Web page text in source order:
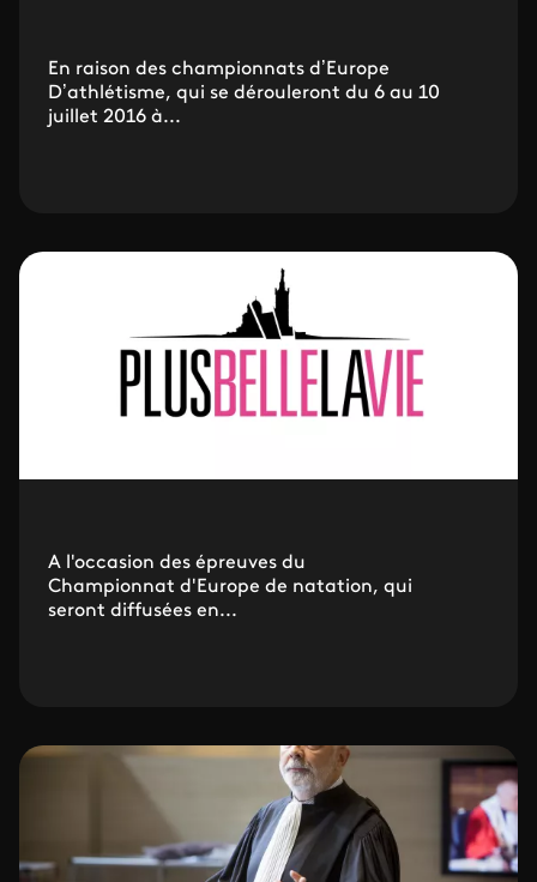
En raison des championnats d’Europe
D’athlétisme, qui se dérouleront du 6 au 10
juillet 2016 à...
A l'occasion des épreuves du
Championnat d'Europe de natation, qui
seront diffusées en...